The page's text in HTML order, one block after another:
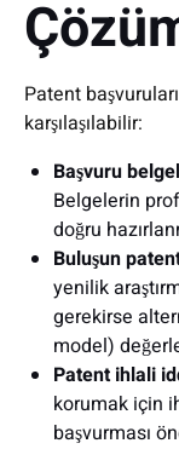
Patent
karşılaşılabilir:
Başvuru
Belgelerin
doğru
Buluşun
yenilik
gerekirse
model)
Patent ihlali
korumak için
başvurması